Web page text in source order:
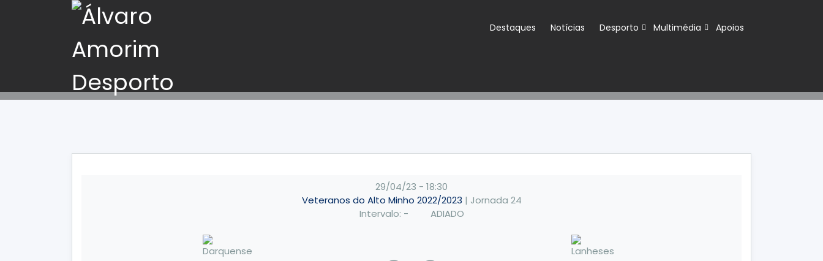
Destaques Notícias Desporto Multimédia Apoios
29/04/23 - 18:30
Veteranos do Alto Minho 2022/2023 | Jornada 24
Intervalo: -
ADIADO